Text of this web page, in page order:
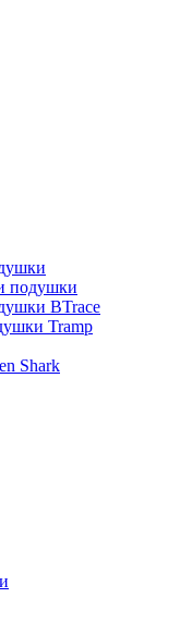
подушки
BTrace
Tramp
Shark